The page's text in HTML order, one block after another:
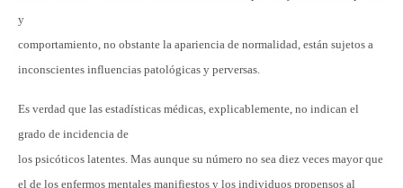
y
comportamiento, no obstante la apariencia de normalidad, están sujetos a
inconscientes influencias patológicas y perversas.
Es verdad que las estadísticas médicas, explicablemente, no indican el
grado de incidencia de
los psicóticos latentes. Mas aunque su número no sea diez veces mayor que
el de los enfermos mentales manifiestos y los individuos propensos al